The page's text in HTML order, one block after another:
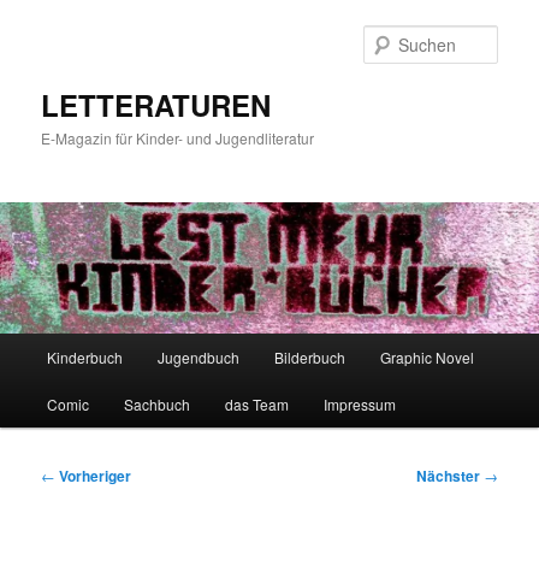
LETTERATUREN
E-Magazin für Kinder- und Jugendliteratur
Kinderbuch Jugendbuch Bilderbuch Graphic Novel
Comic Sachbuch das Team Impressum
Beitragsnavigation
← Vorheriger Nächster →